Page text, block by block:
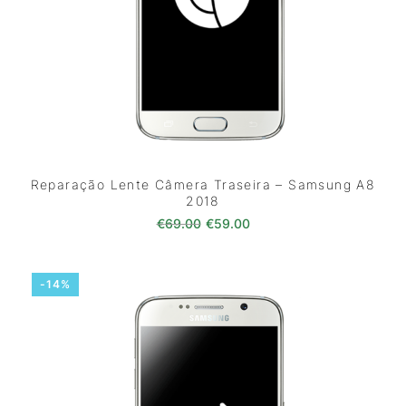
Reparação Lente Câmera Traseira – Samsung A8
2018
€69.00 O preço original era: €69.00.
€59.00O preço atual é:
-14%